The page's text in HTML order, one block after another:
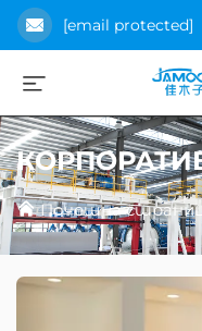
[email protected]
Почетна